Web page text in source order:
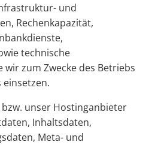
und
Rechenkapazität,
technische
zum Zwecke des Betriebs
einsetzen.
unser Hostinganbieter
Inhaltsdaten,
Meta- und